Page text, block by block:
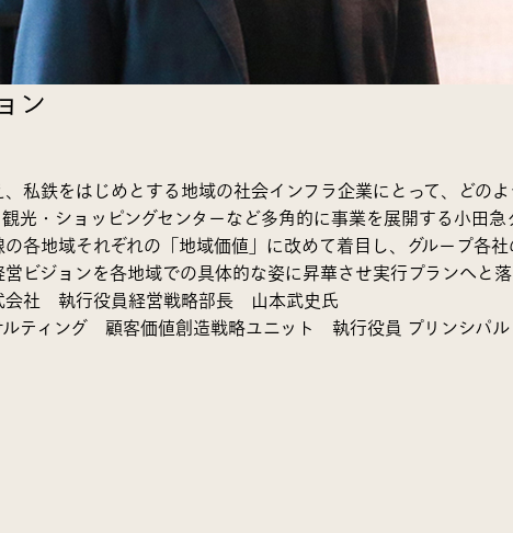
ン
私鉄をはじめとする地域の社会インフラ企業にとって、どの
光・ショッピングセンターなど多角的に事業を展開する小田
各地域それぞれの「地域価値」に改めて着目し、グループ各
ビジョンを各地域での具体的な姿に昇華させ実行プランへと
会社 執行役員経営戦略部長 山本武史氏
ルティング 顧客価値創造戦略ユニット 執行役員 プリンシパ